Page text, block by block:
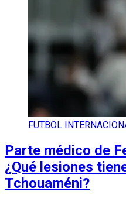
FUTBOL
Parte médico de
¿Qué lesiones
Tchouaméni?